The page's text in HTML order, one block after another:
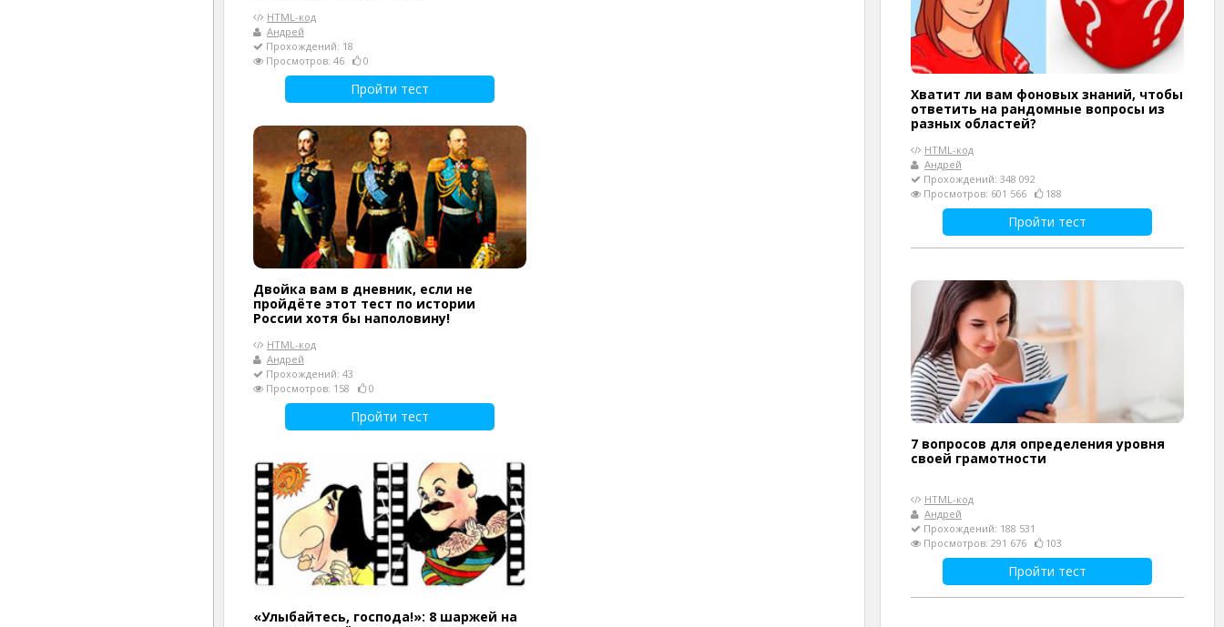
HTML-код
Андрей
Прохождений: 18
Просмотров: 46
0
Пройти тест
Двойка вам в дневник, если не
пройдёте этот тест по истории
России хотя бы наполовину!
HTML-код
Андрей
Прохождений: 43
Просмотров: 158
0
Пройти тест
«Улыбайтесь, господа!»: 8 шаржей на
Хватит ли вам фоновых знаний, чтобы
ответить на рандомные вопросы из
разных областей?
HTML-код
Андрей
Прохождений: 348 092
Просмотров: 601 566
188
Пройти тест
7 вопросов для определения уровня
своей грамотности
HTML-код
Андрей
Прохождений: 188 531
Просмотров: 291 676
103
Пройти тест